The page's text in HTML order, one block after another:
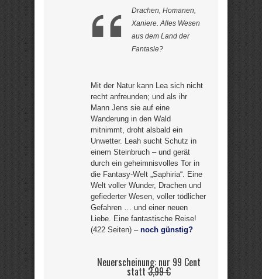
Drachen, Homanen,
Xaniere. Alles Wesen
aus dem Land der
Fantasie?
Mit der Natur kann Lea sich nicht
recht anfreunden; und als ihr
Mann Jens sie auf eine
Wanderung in den Wald
mitnimmt, droht alsbald ein
Unwetter. Leah sucht Schutz in
einem Steinbruch – und gerät
durch ein geheimnisvolles Tor in
die Fantasy-Welt „Saphiria“. Eine
Welt voller Wunder, Drachen und
gefiederter Wesen, voller tödlicher
Gefahren … und einer neuen
Liebe. Eine fantastische Reise!
(422 Seiten) – noch günstig?
Neuerscheinung: nur 99 Cent
statt3,99 €